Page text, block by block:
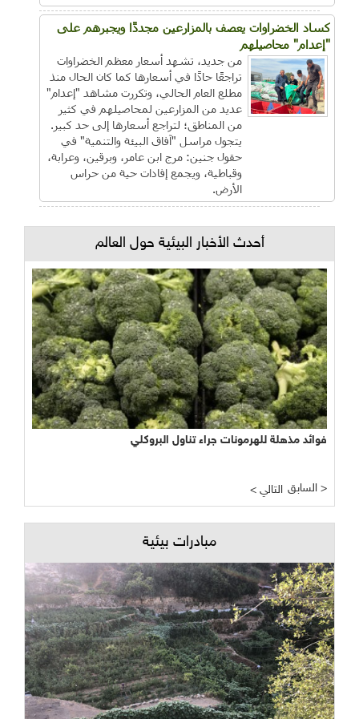
كساد الخضراوات يعصف بالمزارعين مجددًا ويجبرهم على
"إعدام" محاصيلهم
من جديد، تشهد أسعار معظم الخضراوات
تراجعًا حادًا في أسعارها كما كان الحال منذ
مطلع العام الحالي، وتكررت مشاهد "إعدام"
عديد من المزارعين لمحاصيلهم في كثير
من المناطق؛ لتراجع أسعارها إلى حد كبير.
يتجول مراسل "آفاق البيئة والتنمية" في
حقول جنين: مرج ابن عامر، وبرقين، وعرابة،
وقباطية، ويجمع إفادات حية من حراس
الأرض.
أحدث الأخبار البيئية حول العالم
فوائد مذهلة للهرمونات جراء تناول البروكلي
< التالي السابق >
مبادرات بيئية